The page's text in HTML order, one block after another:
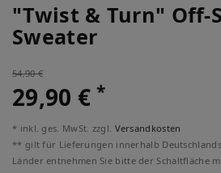
"Twist & Turn" Off-
Sweater
54,90 €
29,90 €*
* inkl. ges. MwSt. zzgl. Versandkosten
** gilt für Lieferungen innerhalb
Länder entnehmen Sie bitte der Schaltfläche